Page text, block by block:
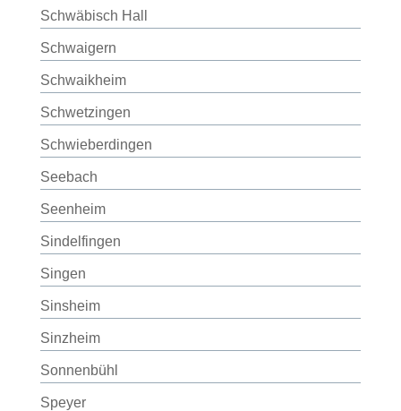
Schwäbisch Hall
Schwaigern
Schwaikheim
Schwetzingen
Schwieberdingen
Seebach
Seenheim
Sindelfingen
Singen
Sinsheim
Sinzheim
Sonnenbühl
Speyer